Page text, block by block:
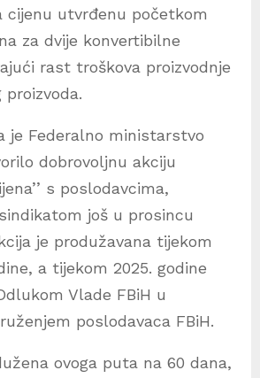
cijenu utvrđenu početkom
za dvije konvertibilne
rast troškova proizvodnje
proizvoda.
je Federalno ministarstvo
dobrovoljnu akciju
s poslodavcima,
još u prosincu
je produžavana tijekom
a tijekom 2025. godine
Vlade FBiH u
poslodavaca FBiH.
ovoga puta na 60 dana,